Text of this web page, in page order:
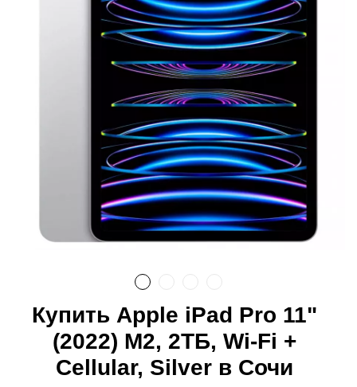
Купить Apple iPad Pro 11"
(2022) M2, 2ТБ, Wi-Fi +
Cellular, Silver в Сочи